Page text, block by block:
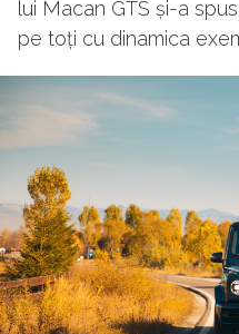
lui Macan GTS și-a
pe toți cu dinamica